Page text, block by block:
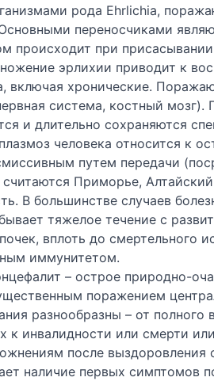
рода Ehrlichia,
переносчиками
происходит при
эрлихии приводит к
включая хронические.
система, костный мозг).
и длительно сохраняются
человека относится к
путем передачи
Приморье,
В большинстве случаев
тяжелое течение с
вплоть до смертельного
иммунитетом.
– острое природно-
поражением
разнообразны – от
к инвалидности или смерти
после выздоровления
наличие первых симптомов